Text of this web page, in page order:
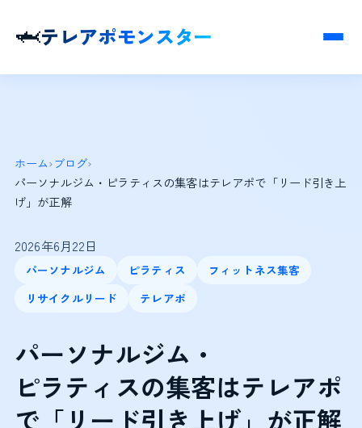
🦈テレアポモンスター
ホーム›ブログ›
パーソナルジム・ピラティスの集客はテレアポで「リード引き上
げ」が正解
2026年6月22日
パーソナルジム ピラティス
フィットネス集客
リサイクルリード
テレアポ
パーソナルジム・
ピラティスの集客はテレアポ
で「リード引き上げ」が正解